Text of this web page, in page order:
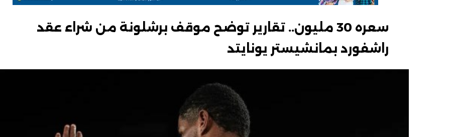
سعره 30 مليون.. تقارير توضح موقف برشلونة من شراء عقد
راشفورد بمانشيستر يونايتد